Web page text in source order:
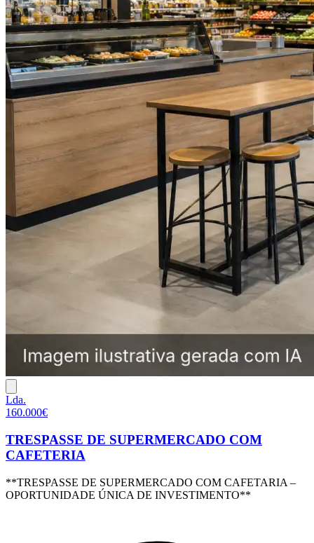
Lda.
160.000€
TRESPASSE DE SUPERMERCADO COM
CAFETERIA
**TRESPASSE DE SUPERMERCADO COM CAFETARIA –
OPORTUNIDADE ÚNICA DE INVESTIMENTO**